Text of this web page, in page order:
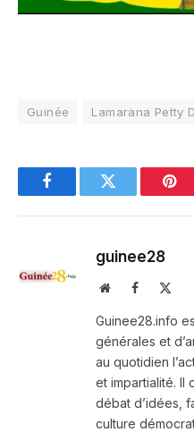
Guinée Lamarana Petty
FacebookTwitter
guinee28
WebsiteFacebook
Guinee28.info
générales et
au quotidien
et impartialité. Il
débat d’idées,
culture